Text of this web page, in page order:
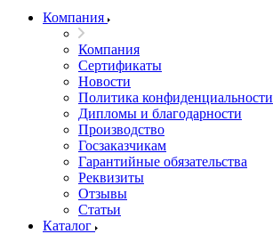
Компания
Компания
Сертификаты
Новости
Политика конфиденциальности
Дипломы и благодарности
Производство
Госзаказчикам
Гарантийные обязательства
Реквизиты
Отзывы
Статьи
Каталог